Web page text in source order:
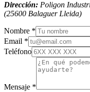
Dirección: Poligon
(25600 Balaguer Lleida)
Nombre *
Email *
Teléfono
Mensaje *